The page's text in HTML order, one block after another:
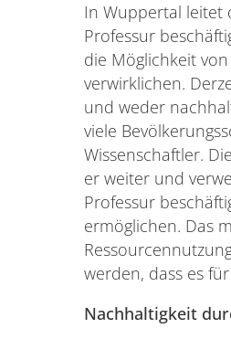
In Wuppertal leitet
Professur
die Möglichkeit
verwirklichen.
und weder
viele
Wissenschaftler.
er weiter und
Professur
ermöglichen. Das
werden, dass es
Nachhaltigkeit